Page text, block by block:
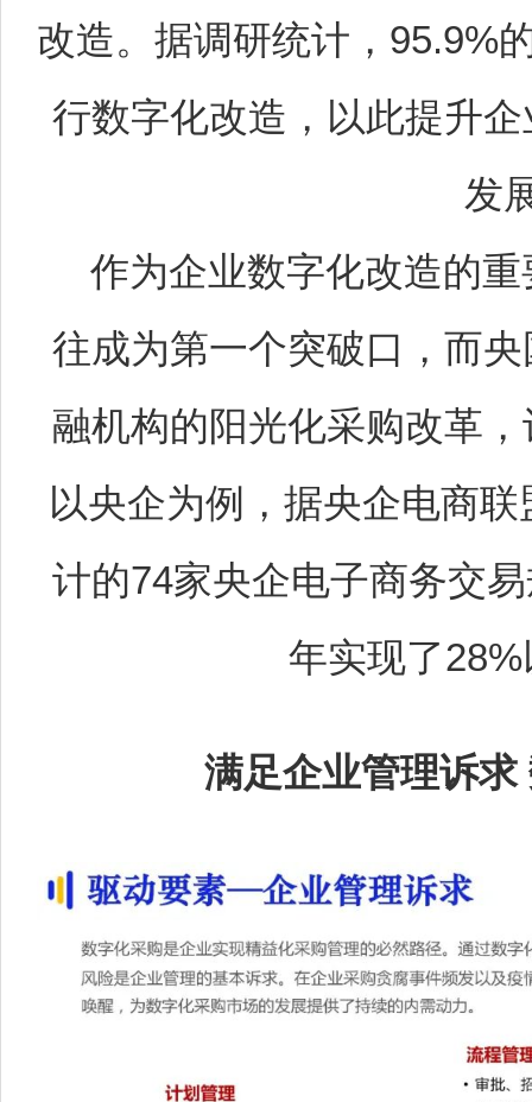
改造。据调研统计，95.9%
行数字化改造，以此提升
发
作为企业数字化改造的
往成为第一个突破口，而
融机构的阳光化采购改革
以央企为例，据央企电商
计的74家央企电子商务交
年实现了
满足企业管理诉